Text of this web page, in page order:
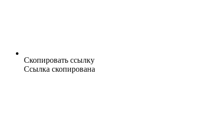
Скопировать ссылку
Ссылка скопирована